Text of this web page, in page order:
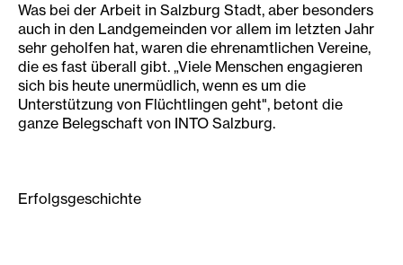
Was bei der Arbeit in Salzburg Stadt, aber besonders
auch in den Landgemeinden vor allem im letzten Jahr
sehr geholfen hat, waren die ehrenamtlichen Vereine,
die es fast überall gibt. „Viele Menschen engagieren
sich bis heute unermüdlich, wenn es um die
Unterstützung von Flüchtlingen geht", betont die
ganze Belegschaft von INTO Salzburg.
Erfolgsgeschichte